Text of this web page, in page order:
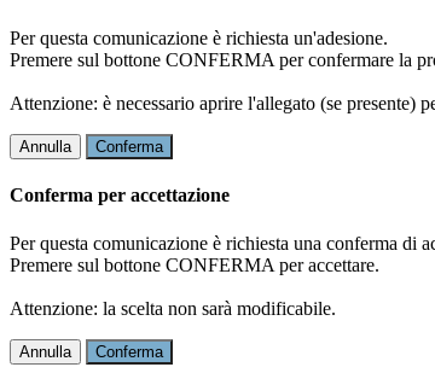
Per questa comunicazione è richiesta un'adesione.
Premere sul bottone CONFERMA per confermare la
Attenzione: è necessario aprire l'allegato (se presente)
Annulla Conferma
Conferma per accettazione
Per questa comunicazione è richiesta una conferma di
Premere sul bottone CONFERMA per accettare.
Attenzione: la scelta non sarà modificabile.
Annulla Conferma